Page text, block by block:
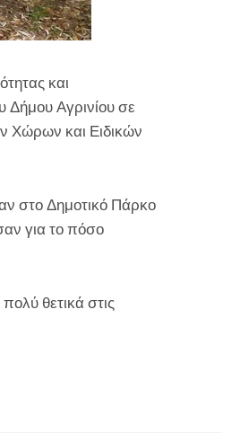
και
Δήμου Αγρινίου σε
Χώρων και Ειδικών
στο Δημοτικό Πάρκο
για το πόσο
θετικά στις